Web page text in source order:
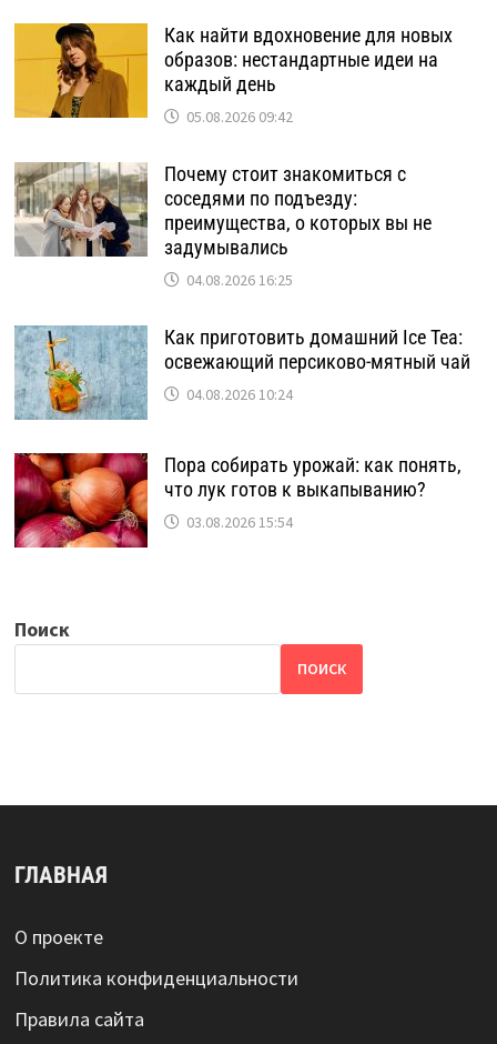
Как найти вдохновение для новых
образов: нестандартные идеи на
каждый день
05.08.2026 09:42
Почему стоит знакомиться с
соседями по подъезду:
преимущества, о которых вы не
задумывались
04.08.2026 16:25
Как приготовить домашний Ice Tea:
освежающий персиково-мятный чай
04.08.2026 10:24
Пора собирать урожай: как понять,
что лук готов к выкапыванию?
03.08.2026 15:54
Поиск
ПОИСК
ГЛАВНАЯ
О проекте
Политика конфиденциальности
Правила сайта